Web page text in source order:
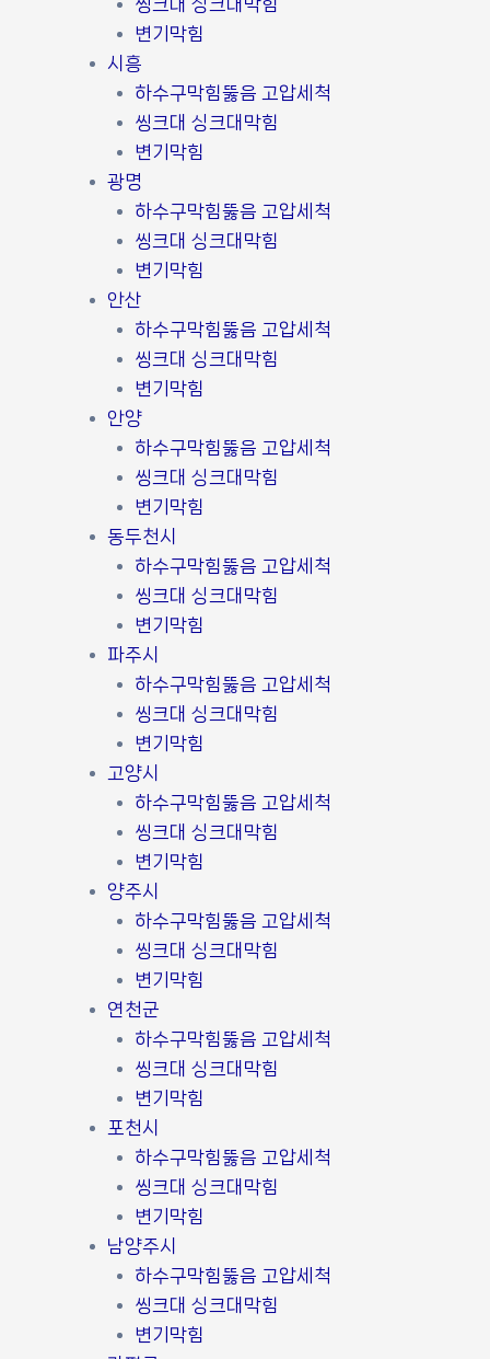
씽크대 싱크대막힘
변기막힘
시흥
하수구막힘뚫음 고압세척
씽크대 싱크대막힘
변기막힘
광명
하수구막힘뚫음 고압세척
씽크대 싱크대막힘
변기막힘
안산
하수구막힘뚫음 고압세척
씽크대 싱크대막힘
변기막힘
안양
하수구막힘뚫음 고압세척
씽크대 싱크대막힘
변기막힘
동두천시
하수구막힘뚫음 고압세척
씽크대 싱크대막힘
변기막힘
파주시
하수구막힘뚫음 고압세척
씽크대 싱크대막힘
변기막힘
고양시
하수구막힘뚫음 고압세척
씽크대 싱크대막힘
변기막힘
양주시
하수구막힘뚫음 고압세척
씽크대 싱크대막힘
변기막힘
연천군
하수구막힘뚫음 고압세척
씽크대 싱크대막힘
변기막힘
포천시
하수구막힘뚫음 고압세척
씽크대 싱크대막힘
변기막힘
남양주시
하수구막힘뚫음 고압세척
씽크대 싱크대막힘
변기막힘